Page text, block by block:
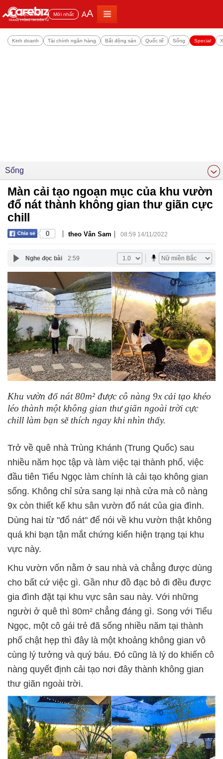
Đọc nhiều Mới nhất AA
Kinh doanh Tài chính ngân hàng Bất động sản Quốc tế Sống Special
Sống
Màn cải tạo ngoạn mục của khu vườn
đổ nát thành không gian thư giãn cực
chill
0 | theo Vân Sam | 08:59 14/11/2022
Nghe đọc bài 2:59
Khu vườn đổ nát 80m² được cô nàng 9x cải tạo khéo
léo thành một không gian thư giãn ngoài trời cực
chill làm bạn sẽ thích ngay khi nhìn thấy.
Trở về quê nhà Trùng Khánh (Trung Quốc) sau
nhiều năm học tập và làm việc tại thành phố, việc
đầu tiên Tiểu Ngọc làm chính là cải tạo không gian
sống. Không chỉ sửa sang lại nhà cửa mà cô nàng
9x còn thiết kế khu sân vườn đổ nát của gia đình.
Dùng hai từ "đổ nát" để nói về khu vườn thật không
quá khi bạn tận mắt chứng kiến hiện trạng tại khu
vực này.
Khu vườn vốn nằm ở sau nhà và chẳng được dùng
cho bất cứ việc gì. Gần như đồ đạc bỏ đi đều được
gia đình đặt tại khu vực sân sau này. Với những
người ở quê thì 80m² chẳng đáng gì. Song với Tiểu
Ngọc, một cô gái trẻ đã sống nhiều năm tại thành
phố chật hẹp thì đây là một khoảng không gian vô
cùng lý tưởng và quý báu. Đó cũng là lý do khiến cô
nàng quyết định cải tạo nơi đây thành không gian
thư giãn ngoài trời.